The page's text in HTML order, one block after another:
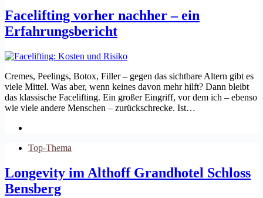
Facelifting vorher nachher – ein
Erfahrungsbericht
Cremes, Peelings, Botox, Filler – gegen das sichtbare Altern gibt es
viele Mittel. Was aber, wenn keines davon mehr hilft? Dann bleibt
das klassische Facelifting. Ein großer Eingriff, vor dem ich – ebenso
wie viele andere Menschen – zurückschrecke. Ist…
Top-Thema
Longevity im Althoff Grandhotel Schloss
Bensberg